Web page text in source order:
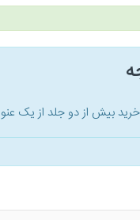
خرید بیش از دو جلد از یک